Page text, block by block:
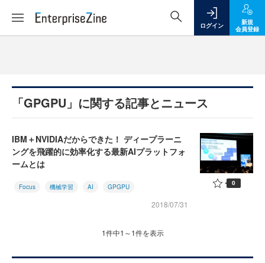
ログイン
新規
会員登録
「GPGPU」に関する記事とニュース
IBM＋NVIDIAだからできた！ ディープラーニ
ングを飛躍的に効率化する最新AIプラットフォ
ームとは
Focus 機械学習 AI GPGPU
2018/07/31
0
1件中1～1件を表示